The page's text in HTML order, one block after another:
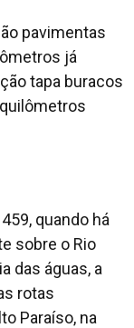
pavimentas
já
tapa buracos
quando há
sobre o Rio
das águas, a
rotas
Paraíso, na